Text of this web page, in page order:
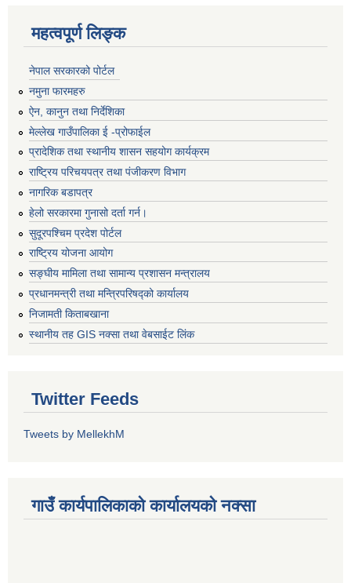
महत्वपूर्ण लिङ्क
नेपाल सरकारको पोर्टल
नमुना फारमहरु
ऐन, कानुन तथा निर्देशिका
मेल्लेख गाउँपालिका ई -प्रोफाईल
प्रादेशिक तथा स्थानीय शासन सहयोग कार्यक्रम
राष्ट्रिय परिचयपत्र तथा पंजीकरण विभाग
नागरिक बडापत्र
हेलो सरकारमा गुनासो दर्ता गर्न।
सुदूरपश्चिम प्रदेश पोर्टल
राष्ट्रिय योजना आयोग
सङ्‍घीय मामिला तथा सामान्य प्रशासन मन्त्रालय
प्रधानमन्त्री तथा मन्त्रिपरिषद्को कार्यालय
निजामती किताबखाना
स्थानीय तह GIS नक्सा तथा वेबसाईट लिंक
Twitter Feeds
Tweets by MellekhM
गाउँ कार्यपालिकाको कार्यालयको नक्सा